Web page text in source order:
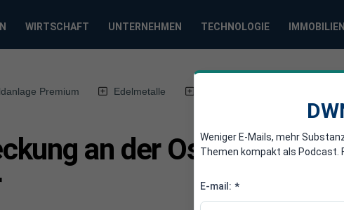
WIRTSCHAFT UNTERNEHMEN TECHNOLOGIE IMMOBILIEN
Premium Edelmetalle
an der Ostflanke:
Weniger E-Mails, mehr
Themen kompakt als Podcast.
E-mail: *